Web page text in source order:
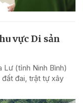
vực Di sản
Lư (tỉnh Ninh Bình)
đất đai, trật tự xây